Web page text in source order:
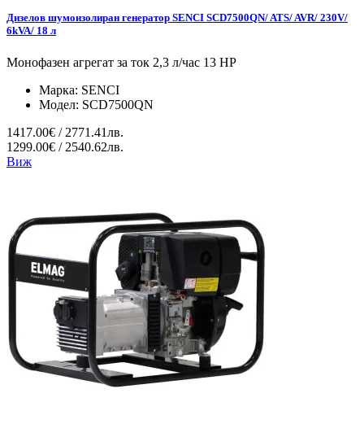
Дизелов шумоизолиран генератор SENCI SCD7500QN/ ATS/ AVR/ 230V/
6kVA/ 18 л
Монофазен агрегат за ток 2,3 л/час 13 HP
Марка: SENCI
Модел: SCD7500QN
1417.00€ / 2771.41лв.
1299.00€ / 2540.62лв.
Виж